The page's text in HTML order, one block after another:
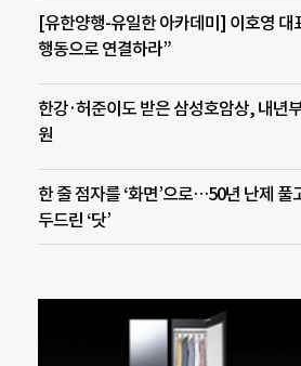
[유한양행-유일한 아카데미] 이호영 대
행동으로 연결하라”
한강·허준이도 받은 삼성호암상, 내년
원
한 줄 점자를 ‘화면’으로…50년 난제 풀
두드린 ‘닷’